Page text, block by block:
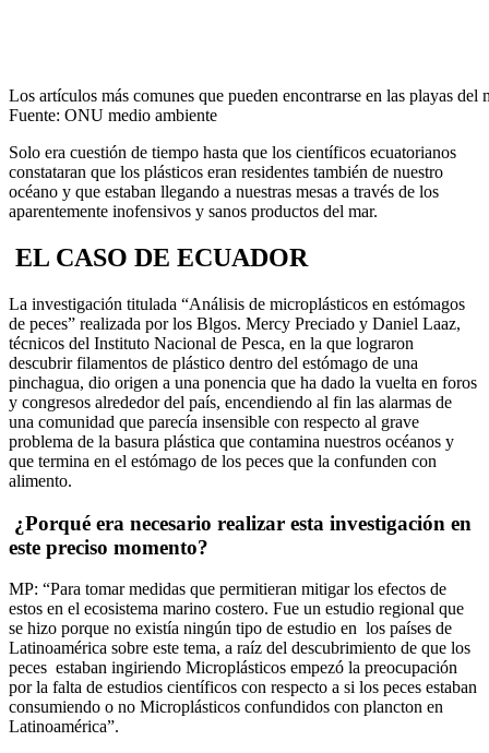
Los artículos más comunes que pueden encontrarse en las playas del
Fuente: ONU medio ambiente
Solo era cuestión de tiempo hasta que los científicos ecuatorianos
constataran que los plásticos eran residentes también de nuestro
océano y que estaban llegando a nuestras mesas a través de los
aparentemente inofensivos y sanos productos del mar.
EL CASO DE ECUADOR
La investigación titulada “Análisis de microplásticos en estómagos
de peces” realizada por los Blgos. Mercy Preciado y Daniel Laaz,
técnicos del Instituto Nacional de Pesca, en la que lograron
descubrir filamentos de plástico dentro del estómago de una
pinchagua, dio origen a una ponencia que ha dado la vuelta en foros
y congresos alrededor del país, encendiendo al fin las alarmas de
una comunidad que parecía insensible con respecto al grave
problema de la basura plástica que contamina nuestros océanos y
que termina en el estómago de los peces que la confunden con
alimento.
¿Porqué era necesario realizar esta investigación en
este preciso momento?
MP: “Para tomar medidas que permitieran mitigar los efectos de
estos en el ecosistema marino costero. Fue un estudio regional que
se hizo porque no existía ningún tipo de estudio en los países de
Latinoamérica sobre este tema, a raíz del descubrimiento de que los
peces estaban ingiriendo Microplásticos empezó la preocupación
por la falta de estudios científicos con respecto a si los peces estaban
consumiendo o no Microplásticos confundidos con plancton en
Latinoamérica”.